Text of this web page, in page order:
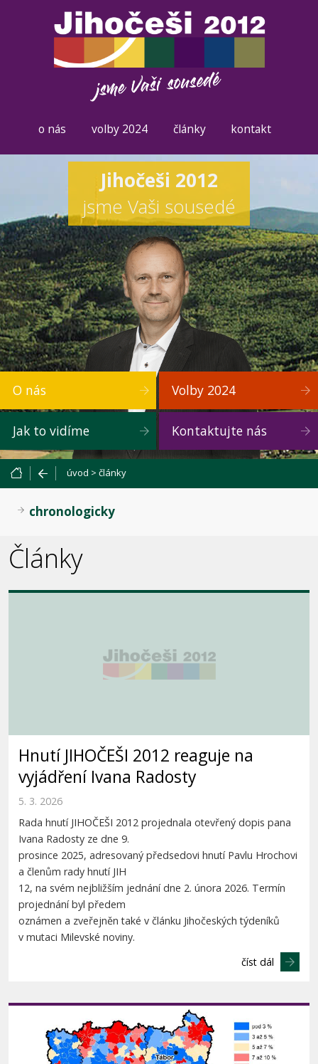
o nás volby 2024 články kontakt
Jihočeši 2012
jsme Vaši sousedé
O nás Volby 2024
Jak to vidíme Kontaktujte nás
úvod > články
chronologicky
Články
Hnutí JIHOČEŠI 2012 reaguje na
vyjádření Ivana Radosty
5. 3. 2026
Rada hnutí JIHOČEŠI 2012 projednala otevřený dopis pana
Ivana Radosty ze dne 9.
prosince 2025, adresovaný předsedovi hnutí Pavlu Hrochovi
a členům rady hnutí JIH
12, na svém nejbližším jednání dne 2. února 2026. Termín
projednání byl předem
oznámen a zveřejněn také v článku Jihočeských týdeníků
v mutaci Milevské noviny.
číst dál